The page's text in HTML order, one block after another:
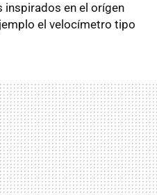
inspirados en el orígen
el velocímetro tipo